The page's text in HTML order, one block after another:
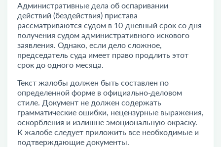
Административные дела об оспаривании
действий (бездействия) пристава
рассматриваются судом в 10-дневный срок со дня
получения судом административного искового
заявления. Однако, если дело сложное,
председатель суда имеет право продлить этот
срок до одного месяца.
Текст жалобы должен быть составлен по
определенной форме в официально-деловом
стиле. Документ не должен содержать
грамматические ошибки, нецензурные выражения,
оскорбления и излишне эмоциональную окраску.
К жалобе следует приложить все необходимые и
подтверждающие документы.